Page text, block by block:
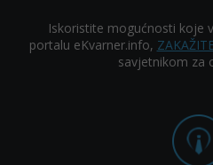
Iskoristite mogućnosti koje
portalu eKvarner.info,
savjetnikom za